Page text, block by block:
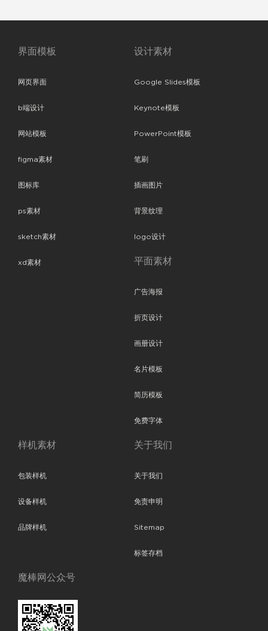
界面模板
网页界面
b端设计
网站模板
figma素材
图标库
ps素材
sketch素材
xd素材
设计素材
Google Slides模板
Keynote模板
PowerPoint模板
笔刷
插画图片
背景纹理
logo设计
平面素材
广告海报
折页设计
画册设计
名片模板
简历模板
免费字体
样机素材
包装样机
设备样机
品牌样机
关于我们
关于我们
免责申明
Sitemap
标签存档
魔棒网公众号